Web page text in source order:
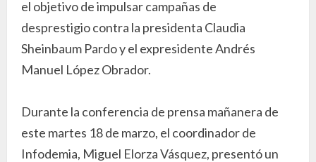
el objetivo de impulsar campañas de
desprestigio contra la presidenta Claudia
Sheinbaum Pardo y el expresidente Andrés
Manuel López Obrador.
Durante la conferencia de prensa mañanera de
este martes 18 de marzo, el coordinador de
Infodemia, Miguel Elorza Vásquez, presentó un